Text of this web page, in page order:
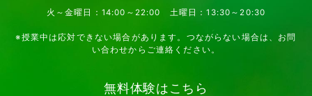
火～金曜日：14:00～22:00 土曜日：13:30～20:30
※授業中は応対できない場合があります。つながらない場合は、お問
い合わせからご連絡ください。
無料体験はこちら